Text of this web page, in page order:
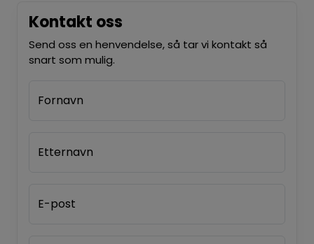
Kontakt oss
Send oss en henvendelse, så tar vi kontakt så
snart som mulig.
Fornavn
Etternavn
E-post